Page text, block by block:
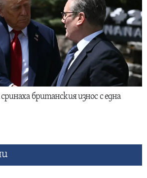
британския износ с една